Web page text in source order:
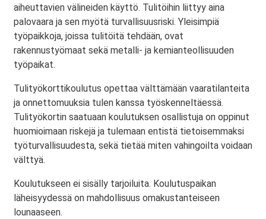
aiheuttavien välineiden käyttö. Tulitöihin liittyy aina
palovaara ja sen myötä turvallisuusriski. Yleisimpiä
työpaikkoja, joissa tulitöitä tehdään, ovat
rakennustyömaat sekä metalli- ja kemianteollisuuden
työpaikat.
Tulityökorttikoulutus opettaa välttämään vaaratilanteita
ja onnettomuuksia tulen kanssa työskenneltäessä.
Tulityökortin saatuaan koulutuksen osallistuja on oppinut
huomioimaan riskejä ja tulemaan entistä tietoisemmaksi
työturvallisuudesta, sekä tietää miten vahingoilta voidaan
välttyä.
Koulutukseen ei sisälly tarjoiluita. Koulutuspaikan
läheisyydessä on mahdollisuus omakustanteiseen
lounaaseen.